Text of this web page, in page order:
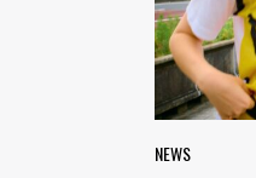
NEWS